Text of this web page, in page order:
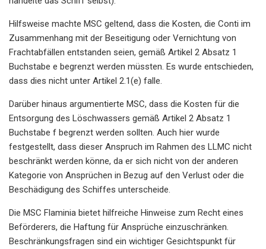
Hilfsweise machte MSC geltend, dass die Kosten, die Conti im
Zusammenhang mit der Beseitigung oder Vernichtung von
Frachtabfällen entstanden seien, gemäß Artikel 2 Absatz 1
Buchstabe e begrenzt werden müssten. Es wurde entschieden,
dass dies nicht unter Artikel 2.1(e) falle.
Darüber hinaus argumentierte MSC, dass die Kosten für die
Entsorgung des Löschwassers gemäß Artikel 2 Absatz 1
Buchstabe f begrenzt werden sollten. Auch hier wurde
festgestellt, dass dieser Anspruch im Rahmen des LLMC nicht
beschränkt werden könne, da er sich nicht von der anderen
Kategorie von Ansprüchen in Bezug auf den Verlust oder die
Beschädigung des Schiffes unterscheide.
Die MSC Flaminia bietet hilfreiche Hinweise zum Recht eines
Beförderers, die Haftung für Ansprüche einzuschränken.
Beschränkungsfragen sind ein wichtiger Gesichtspunkt für